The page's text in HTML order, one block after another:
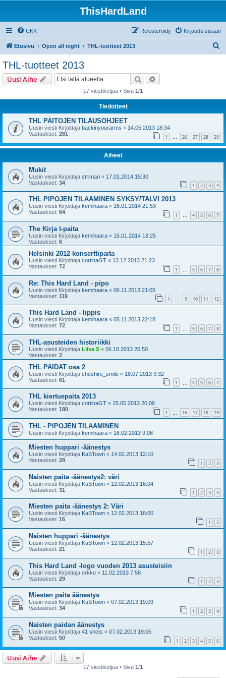
ThisHardLand
UKK Kirjaudu sisään
Rekisteröidy
Etusivu Open all night THL-tuotteet 2013
THL-tuotteet 2013
Uusi Aihe Etsi
17 viestiketjua • Sivu 1/1
Tiedotteet
THL PAITOJEN TILAUSOHJEET
Uusin viesti Kirjoittaja backinyourarms « 14.05.2013 18:34
Vastaukset: 281 1 … 26 27 28 29
Aiheet
Mukit
Uusin viesti Kirjoittaja strimari « 17.01.2014 15:30
Vastaukset: 34 1 2 3 4
THL PIPOJEN TILAAMINEN SYKSY/TALVI 2013
Uusin viesti Kirjoittaja kemihaara « 16.01.2014 21:53
Vastaukset: 64 1 … 4 5 6 7
The Kirja t-paita
Uusin viesti Kirjoittaja kemihaara « 15.01.2014 18:25
Vastaukset: 6
Helsinki 2012 konserttipaita
Uusin viesti Kirjoittaja cortinaGT « 13.12.2013 21:23
Vastaukset: 72 1 … 5 6 7 8
Re: This Hard Land - pipo
Uusin viesti Kirjoittaja kemihaara « 06.11.2013 21:05
Vastaukset: 119 1 9 10 11 12
This Hard Land - lippis
Uusin viesti Kirjoittaja kemihaara « 05.11.2013 22:18
Vastaukset: 72 1 … 5 6 7 8
THL-asusteiden historiikki
Uusin viesti Kirjoittaja Liisa S « 06.10.2013 20:50
Vastaukset: 2
THL PAIDAT osa 2
Uusin viesti Kirjoittaja cheshire_smile « 18.07.2013 9:32
Vastaukset: 61 1 4 5 6 7
THL kiertuepaita 2013
Uusin viesti Kirjoittaja cortinaGT « 15.05.2013 20:06
Vastaukset: 180 1 16 17 18 19
THL - PIPOJEN TILAAMINEN
Uusin viesti Kirjoittaja kemihaara « 16.02.2013 9:08
Miesten huppari -äänestys
Uusin viesti Kirjoittaja KaSTown « 14.02.2013 12:10
Vastaukset: 28 1 2 3
Naisten paita -äänestys2: väri
Uusin viesti Kirjoittaja KaSTown « 12.02.2013 16:04
Vastaukset: 31 1 2 3 4
Miesten paita -äänestys 2: Väri
Uusin viesti Kirjoittaja KaSTown « 12.02.2013 16:00
Vastaukset: 16 1 2
Naisten huppari -äänestys
Uusin viesti Kirjoittaja KaSTown « 12.02.2013 15:57
Vastaukset: 21 1 2 3
This Hard Land -logo vuoden 2013 asusteisiin
Uusin viesti Kirjoittaja erkko « 11.02.2013 7:58
Vastaukset: 29 1 2 3
Miesten paita äänestys
Uusin viesti Kirjoittaja KaSTown « 07.02.2013 19:09
Vastaukset: 34 1 2 3 4
Naisten paidan äänestys
Uusin viesti Kirjoittaja 41 shots « 07.02.2013 19:05
Vastaukset: 50 1 2 3 4 5 6
Uusi Aihe
17 viestiketjua • Sivu 1/1